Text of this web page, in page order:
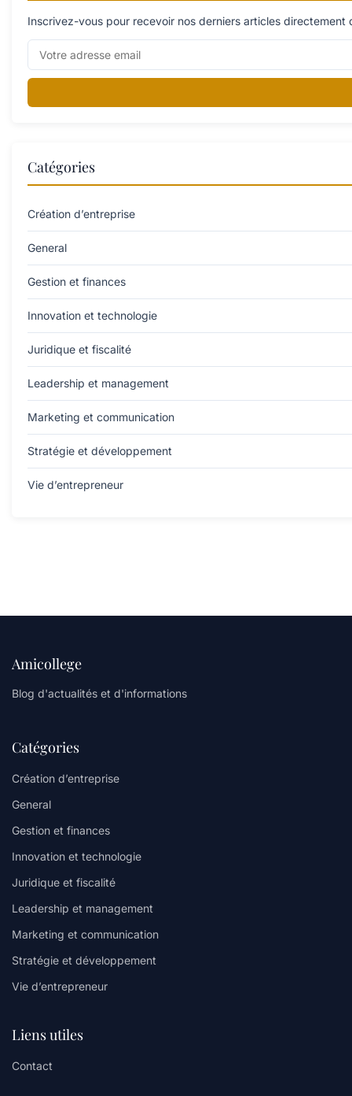
Inscrivez-vous pour recevoir nos derniers articles directement
Catégories
Création d’entreprise
General
Gestion et finances
Innovation et technologie
Juridique et fiscalité
Leadership et management
Marketing et communication
Stratégie et développement
Vie d’entrepreneur
Amicollege
Blog d'actualités et d'informations
Catégories
Création d’entreprise
General
Gestion et finances
Innovation et technologie
Juridique et fiscalité
Leadership et management
Marketing et communication
Stratégie et développement
Vie d’entrepreneur
Liens utiles
Contact